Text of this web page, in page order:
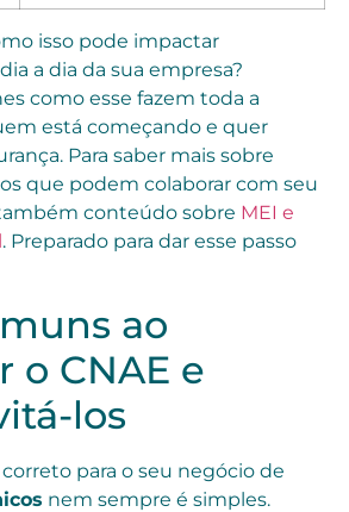
isso pode impactar
a dia da sua empresa?
como esse fazem toda a
está começando e quer
Para saber mais sobre
que podem colaborar com seu
conteúdo sobre MEI e
. Preparado para dar esse passo
ao
o CNAE e
los
correto para o seu negócio de
nem sempre é simples.